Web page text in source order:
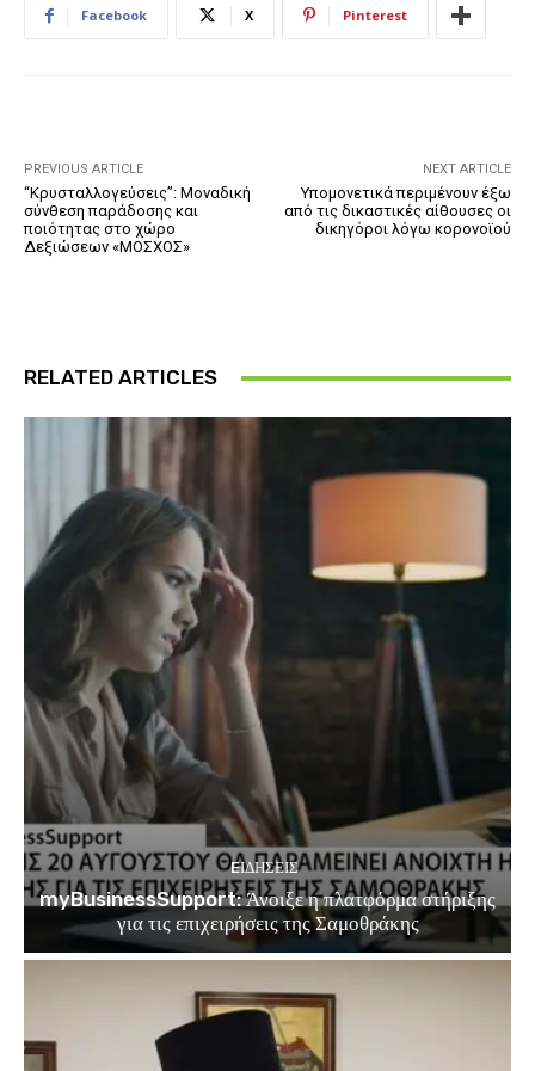
Facebook X Pinterest
PREVIOUS ARTICLE
“Κρυσταλλογεύσεις”: Μοναδική
σύνθεση παράδοσης και
ποιότητας στο χώρο
Δεξιώσεων «ΜΟΣΧΟΣ»
NEXT ARTICLE
Υπομονετικά περιμένουν έξω
από τις δικαστικές αίθουσες οι
δικηγόροι λόγω κορονοϊού
RELATED ARTICLES
EΙΔΗΣΕΙΣ
myBusinessSupport: Άνοιξε η πλατφόρμα στήριξης
για τις επιχειρήσεις της Σαμοθράκης